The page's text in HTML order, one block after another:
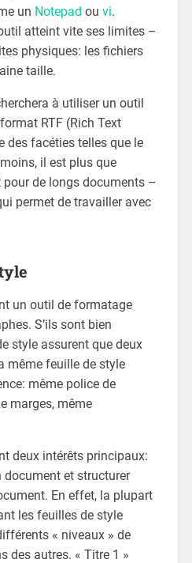
un Notepad ou vi.
atteint vite ses limites –
physiques: les fichiers
taille.
à utiliser un outil
RTF (Rich Text
des facéties telles que le
il est plus que
de longs documents –
permet de travailler avec
un outil de formatage
S’ils sont bien
style assurent que deux
même feuille de style
même police de
marges, même
deux intérêts principaux:
document et structurer
En effet, la plupart
les feuilles de style
« niveaux » de
des autres. « Titre 1 »